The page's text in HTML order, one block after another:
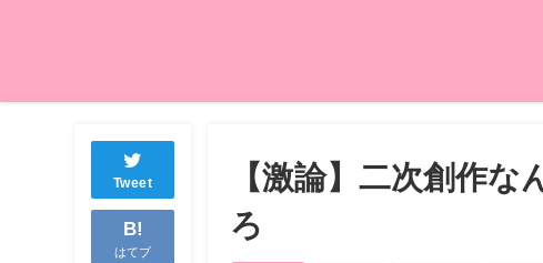
Tweet
B!
はてブ
【激論】二次創作
ろ